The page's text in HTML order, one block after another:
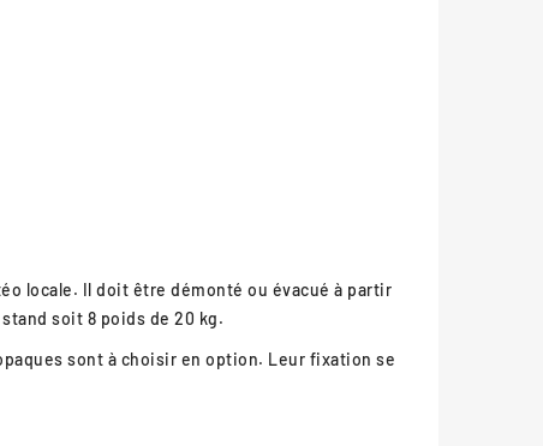
locale. Il doit être démonté ou évacué à partir
soit 8 poids de 20 kg.
sont à choisir en option. Leur fixation se